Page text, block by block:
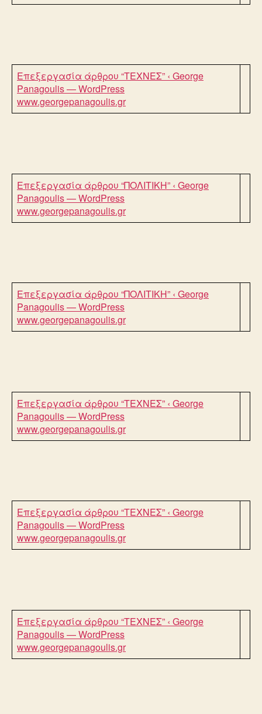
Επεξεργασία άρθρου “TEXNEΣ” ‹ George
Panagoulis — WordPress
www.georgepanagoulis.gr
Επεξεργασία άρθρου “ΠΟΛΙΤΙΚΗ” ‹ George
Panagoulis — WordPress
www.georgepanagoulis.gr
Επεξεργασία άρθρου “ΠΟΛΙΤΙΚΗ” ‹ George
Panagoulis — WordPress
www.georgepanagoulis.gr
Επεξεργασία άρθρου “ΤΕΧΝΕΣ” ‹ George
Panagoulis — WordPress
www.georgepanagoulis.gr
Επεξεργασία άρθρου “ΤΕΧΝΕΣ” ‹ George
Panagoulis — WordPress
www.georgepanagoulis.gr
Επεξεργασία άρθρου “ΤΕΧΝΕΣ” ‹ George
Panagoulis — WordPress
www.georgepanagoulis.gr